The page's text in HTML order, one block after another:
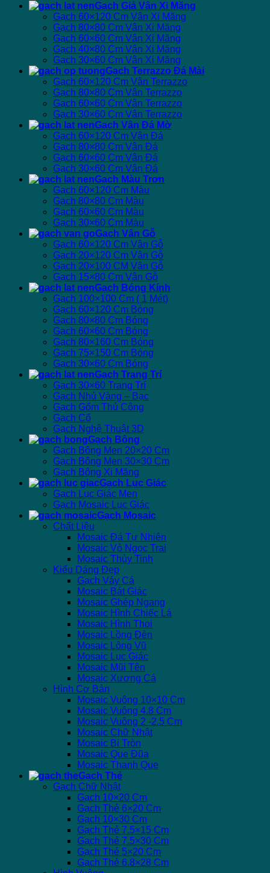
Gạch Giả Vân Xi Măng
Gạch 60×120 Cm Vân Xi Măng
Gạch 80×80 Cm Vân Xi Măng
Gạch 60×60 Cm Vân Xi Măng
Gạch 40×80 Cm Vân Xi Măng
Gạch 30×60 Cm Vân Xi Măng
Gạch Terrazzo Đá Mài
Gạch 60×120 Cm Vân Terrazzo
Gạch 80×80 Cm Vân Terrazzo
Gạch 60×60 Cm Vân Terrazzo
Gạch 30×60 Cm Vân Terrazzo
Gạch Vân Đá Mờ
Gạch 60×120 Cm Vân Đá
Gạch 80×80 Cm Vân Đá
Gạch 60×60 Cm Vân Đá
Gạch 30×60 Cm Vân Đá
Gạch Màu Trơn
Gạch 60×120 Cm Màu
Gạch 80×80 Cm Màu
Gạch 60×60 Cm Màu
Gạch 30×60 Cm Màu
Gạch Vân Gỗ
Gạch 60×120 Cm Vân Gỗ
Gạch 20×120 Cm Vân Gỗ
Gạch 20×100 CM Vân Gỗ
Gạch 15×80 Cm Vân Gỗ
Gạch Bóng Kính
Gạch 100×100 Cm ( 1 Mét)
Gạch 60×120 Cm Bóng
Gạch 80×80 Cm Bóng
Gạch 60×60 Cm Bóng
Gạch 80×160 Cm Bóng
Gạch 75×150 Cm Bóng
Gạch 30×60 Cm Bóng
Gạch Trang Trí
Gạch 30×60 Trang Trí
Gạch Nhủ Vàng – Bạc
Gạch Gốm Thủ Công
Gạch Cổ
Gạch Nghệ Thuật 3D
Gạch Bông
Gạch Bông Men 20×20 Cm
Gạch Bông Men 30×30 Cm
Gạch Bông Xi Măng
Gạch Lục Giác
Gạch Lục Giác Men
Gạch Mosaic Lục Giác
Gạch Mosaic
Chất Liệu
Mosaic Đá Tự Nhiên
Mosaic Vỏ Ngọc Trai
Mosaic Thủy Tinh
Kiểu Dáng Đẹp
Gạch Vảy Cá
Mosaic Bát Giác
Mosaic Ghép Ngang
Mosaic Hình Chiếc Lá
Mosaic Hình Thoi
Mosaic Lồng Đèn
Mosaic Lông Vũ
Mosaic Lục Giác
Mosaic Mũi Tên
Mosaic Xương Cá
Hình Cơ Bản
Mosaic Vuông 10×10 Cm
Mosaic Vuông 4.8 Cm
Mosaic Vuông 2 -2.5 Cm
Mosaic Chữ Nhật
Mosaic Bi Tròn
Mosaic Que Đũa
Mosaic Thanh Que
Gạch Thẻ
Gạch Chữ Nhật
Gạch 10×20 Cm
Gạch Thẻ 6×20 Cm
Gạch 10×30 Cm
Gạch Thẻ 7.5×15 Cm
Gạch Thẻ 7.5×30 Cm
Gạch Thẻ 5×20 Cm
Gạch Thẻ 6.8×28 Cm